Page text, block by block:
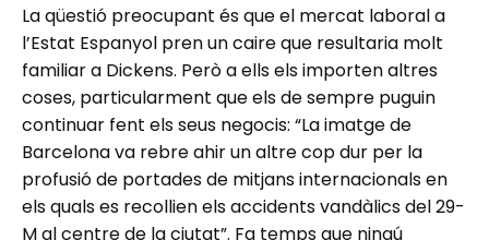
La qüestió preocupant és que el mercat laboral a
l’Estat Espanyol pren un caire que resultaria molt
familiar a Dickens. Però a ells els importen altres
coses, particularment que els de sempre puguin
continuar fent els seus negocis: “La imatge de
Barcelona va rebre ahir un altre cop dur per la
profusió de portades de mitjans internacionals en
els quals es recollien els accidents vandàlics del 29-
M al centre de la ciutat”. Fa temps que ningú